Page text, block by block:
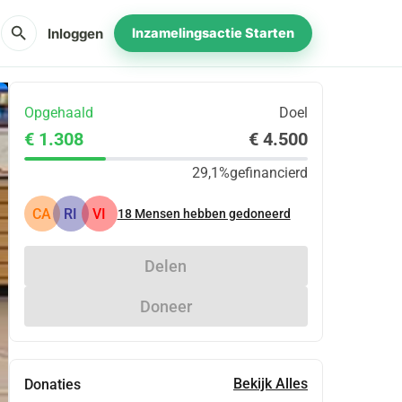
search Inloggen Inzamelingsactie Starten
Opgehaald Doel
€ 1.308 € 4.500
29,1%gefinancierd
CA RI VI 18 Mensen hebben gedoneerd
Delen
Doneer
Donaties Bekijk Alles